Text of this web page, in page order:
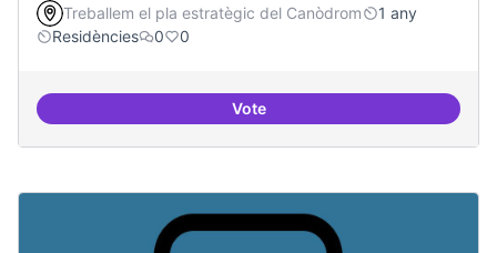
Treballem el pla estratègic del Canòdrom
1 any
Residències
0 0
VoteComunitat i continuitat